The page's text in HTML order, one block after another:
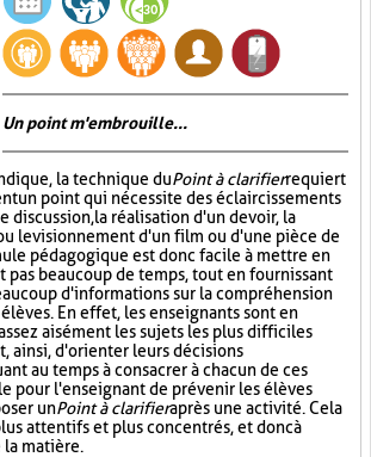
Un point m'embrouille...
la technique duPoint à clarifierrequiert
un point qui nécessite des éclaircissements
discussion, la réalisation d'un devoir, la
le visionnement d'un film ou d'une pièce de
pédagogique est donc facile à mettre en
pas beaucoup de temps, tout en fournissant
d'informations sur la compréhension
En effet, les enseignants sont en
aisément les sujets les plus difficiles
ainsi, d'orienter leurs décisions
au temps à consacrer à chacun de ces
pour l'enseignant de prévenir les élèves
unPoint à clarifieraprès une activité. Cela
attentifs et plus concentrés, et donc à
matière.